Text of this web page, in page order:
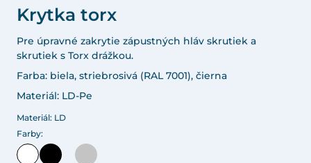
Krytka torx
Pre úpravné zakrytie zápustných hláv skrutiek a
skrutiek s Torx drážkou.
Farba: biela, striebrosivá (RAL 7001), čierna
Materiál: LD-Pe
Materiál: LD
Farby: